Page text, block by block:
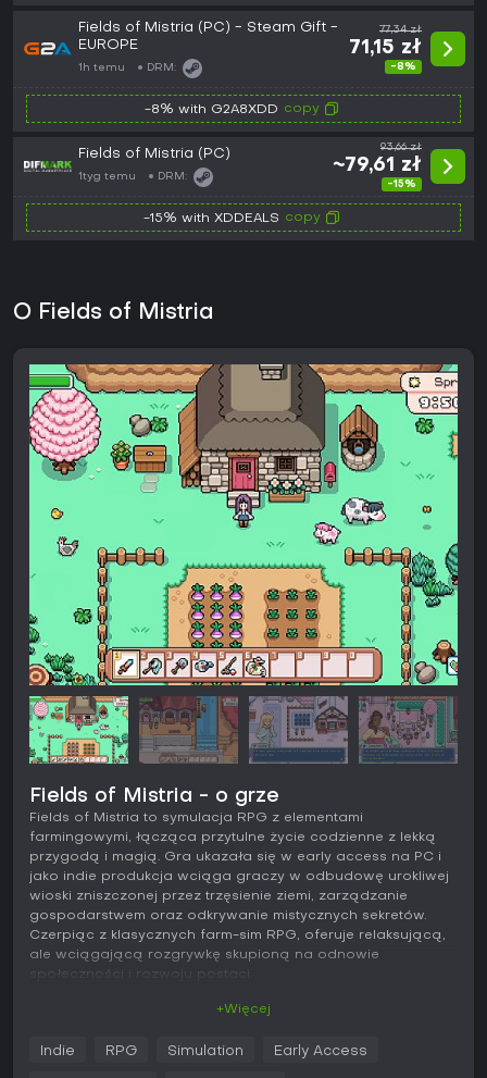
Fields of Mistria (PC) - Steam Gift -
EUROPE
1h temu DRM:
77,34 zł
71,15 zł
-8%
-8% with G2A8XDD copy
Fields of Mistria (PC)
1tyg temu DRM:
93,66 zł
~79,61 zł
-15%
-15% with XDDEALS copy
O Fields of Mistria
Fields of Mistria - o grze
Fields of Mistria to symulacja RPG z elementami
farmingowymi, łącząca przytulne życie codzienne z lekką
przygodą i magią. Gra ukazała się w early access na PC i
jako indie produkcja wciąga graczy w odbudowę urokliwej
wioski zniszczonej przez trzęsienie ziemi, zarządzanie
gospodarstwem oraz odkrywanie mistycznych sekretów.
Czerpiąc z klasycznych farm-sim RPG, oferuje relaksującą,
ale wciągającą rozgrywkę skupioną na odnowie
społeczności i rozwoju postaci.
ziemi, zbieraniu zasobów i kontaktach społecznych w
+Więcej
Indie RPG Simulation Early Access